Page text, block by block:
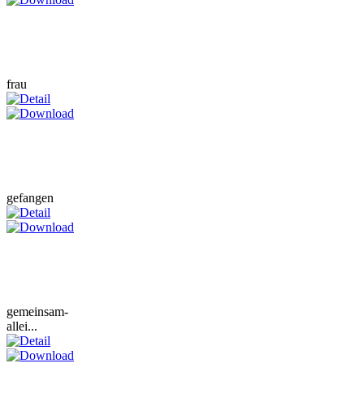
frau
gefangen
gemeinsam-
allei...